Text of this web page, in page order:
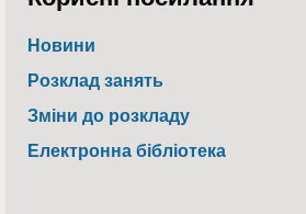
Новини
Розклад занять
Зміни до розкладу
Електронна бібліотека